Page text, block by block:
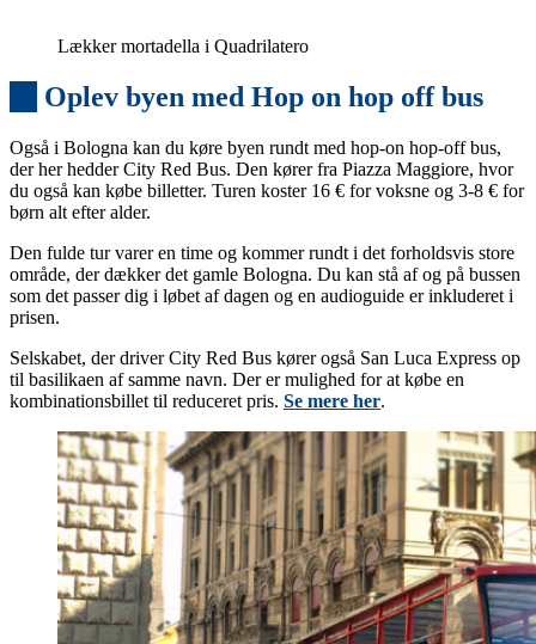
Lækker mortadella i Quadrilatero
Oplev byen med Hop on hop off bus
Også i Bologna kan du køre byen rundt med hop-on hop-off bus,
der her hedder City Red Bus. Den kører fra Piazza Maggiore, hvor
du også kan købe billetter. Turen koster 16 € for voksne og 3-8 € for
børn alt efter alder.
Den fulde tur varer en time og kommer rundt i det forholdsvis store
område, der dækker det gamle Bologna. Du kan stå af og på bussen
som det passer dig i løbet af dagen og en audioguide er inkluderet i
prisen.
Selskabet, der driver City Red Bus kører også San Luca Express op
til basilikaen af samme navn. Der er mulighed for at købe en
kombinationsbillet til reduceret pris. Se mere her.